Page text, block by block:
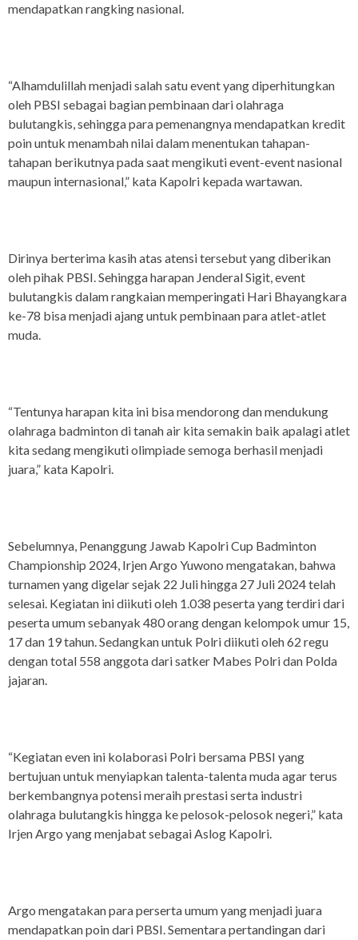
mendapatkan rangking nasional.
“Alhamdulillah menjadi salah satu event yang diperhitungkan
oleh PBSI sebagai bagian pembinaan dari olahraga
bulutangkis, sehingga para pemenangnya mendapatkan kredit
poin untuk menambah nilai dalam menentukan tahapan-
tahapan berikutnya pada saat mengikuti event-event nasional
maupun internasional,” kata Kapolri kepada wartawan.
Dirinya berterima kasih atas atensi tersebut yang diberikan
oleh pihak PBSI. Sehingga harapan Jenderal Sigit, event
bulutangkis dalam rangkaian memperingati Hari Bhayangkara
ke-78 bisa menjadi ajang untuk pembinaan para atlet-atlet
muda.
“Tentunya harapan kita ini bisa mendorong dan mendukung
olahraga badminton di tanah air kita semakin baik apalagi atlet
kita sedang mengikuti olimpiade semoga berhasil menjadi
juara,” kata Kapolri.
Sebelumnya, Penanggung Jawab Kapolri Cup Badminton
Championship 2024, Irjen Argo Yuwono mengatakan, bahwa
turnamen yang digelar sejak 22 Juli hingga 27 Juli 2024 telah
selesai. Kegiatan ini diikuti oleh 1.038 peserta yang terdiri dari
peserta umum sebanyak 480 orang dengan kelompok umur 15,
17 dan 19 tahun. Sedangkan untuk Polri diikuti oleh 62 regu
dengan total 558 anggota dari satker Mabes Polri dan Polda
jajaran.
“Kegiatan even ini kolaborasi Polri bersama PBSI yang
bertujuan untuk menyiapkan talenta-talenta muda agar terus
berkembangnya potensi meraih prestasi serta industri
olahraga bulutangkis hingga ke pelosok-pelosok negeri,” kata
Irjen Argo yang menjabat sebagai Aslog Kapolri.
Argo mengatakan para perserta umum yang menjadi juara
mendapatkan poin dari PBSI. Sementara pertandingan dari